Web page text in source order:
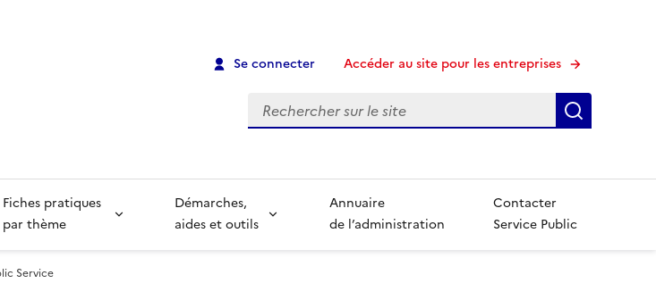
Se connecter Accéder au site pour les entreprises
Recherche
Fiches pratiques
par thème
Démarches,
aides et outils
Annuaire
de l’administration
Contacter
Service Public
Service